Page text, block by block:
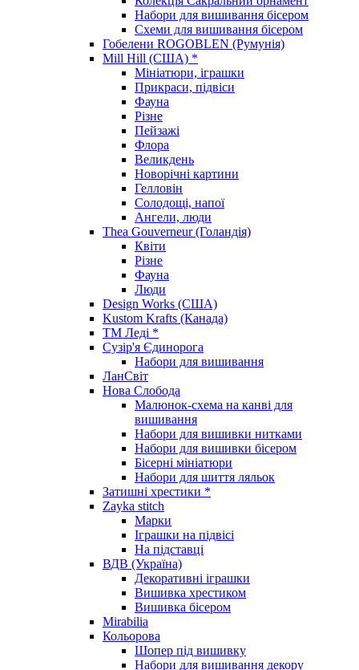
Набори для вишивання бісером
Схеми для вишивання бісером
Гобелени ROGOBLEN (Румунія)
Mill Hill (США) *
Мініатюри, іграшки
Прикраси, підвіси
Фауна
Різне
Пейзажі
Флора
Великдень
Новорічні картини
Гелловін
Солодощі, напої
Ангели, люди
Thea Gouverneur (Голандія)
Квіти
Різне
Фауна
Люди
Design Works (США)
Kustom Krafts (Канада)
ТМ Леді *
Сузір'я Єдинорога
Набори для вишивання
ЛанСвіт
Нова Слобода
Малюнок-схема на канві для
вишивання
Набори для вишивки нитками
Набори для вишивки бісером
Бісерні мініатюри
Набори для шиття ляльок
Затишні хрестики *
Zayka stitch
Марки
Іграшки на підвісі
На підставці
ВДВ (Україна)
Декоративні іграшки
Вишивка хрестиком
Вишивка бісером
Mirabilia
Кольорова
Шопер під вишивку
Набори для вишивання декору